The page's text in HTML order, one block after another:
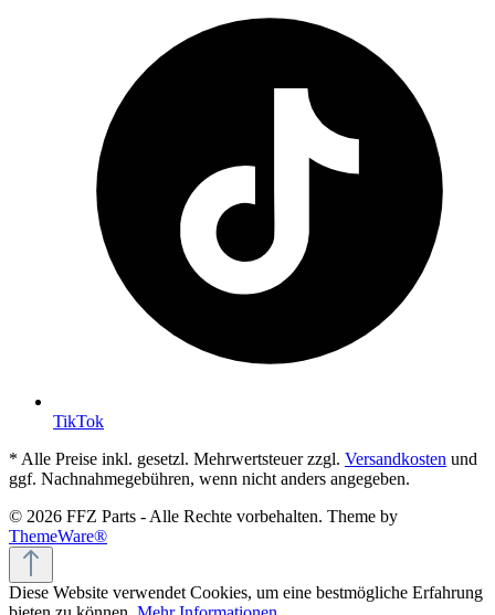
TikTok
* Alle Preise inkl. gesetzl. Mehrwertsteuer zzgl. Versandkosten und
ggf. Nachnahmegebühren, wenn nicht anders angegeben.
© 2026 FFZ Parts - Alle Rechte vorbehalten. Theme by
ThemeWare®
Diese Website verwendet Cookies, um eine bestmögliche Erfahrung